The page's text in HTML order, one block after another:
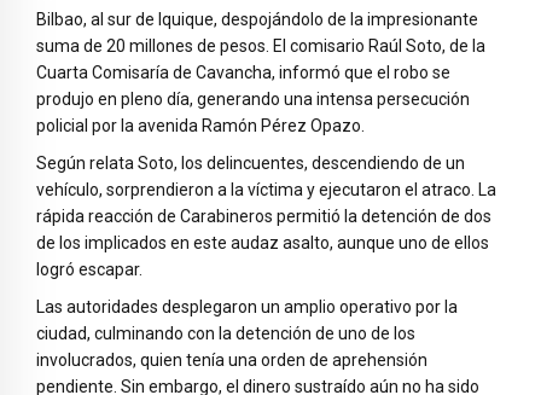
Bilbao, al sur de Iquique, despojándolo de la impresionante
suma de 20 millones de pesos. El comisario Raúl Soto, de la
Cuarta Comisaría de Cavancha, informó que el robo se
produjo en pleno día, generando una intensa persecución
policial por la avenida Ramón Pérez Opazo.
Según relata Soto, los delincuentes, descendiendo de un
vehículo, sorprendieron a la víctima y ejecutaron el atraco. La
rápida reacción de Carabineros permitió la detención de dos
de los implicados en este audaz asalto, aunque uno de ellos
logró escapar.
Las autoridades desplegaron un amplio operativo por la
ciudad, culminando con la detención de uno de los
involucrados, quien tenía una orden de aprehensión
pendiente. Sin embargo, el dinero sustraído aún no ha sido